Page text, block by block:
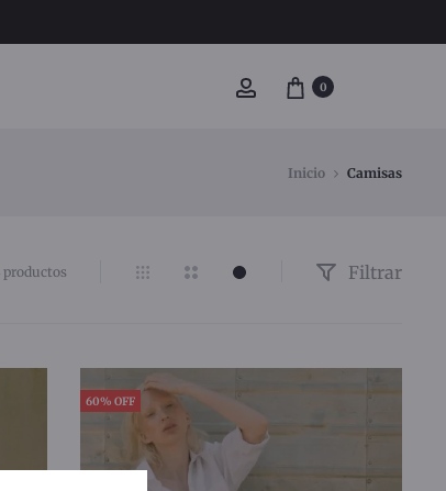
0
Inicio Camisas
productos Filtrar
60% OFF